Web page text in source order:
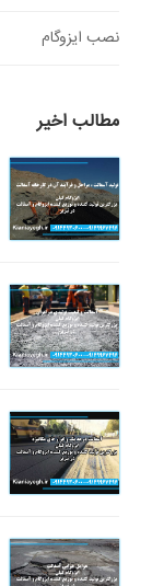
نصب ایزوگام
مطالب اخیر